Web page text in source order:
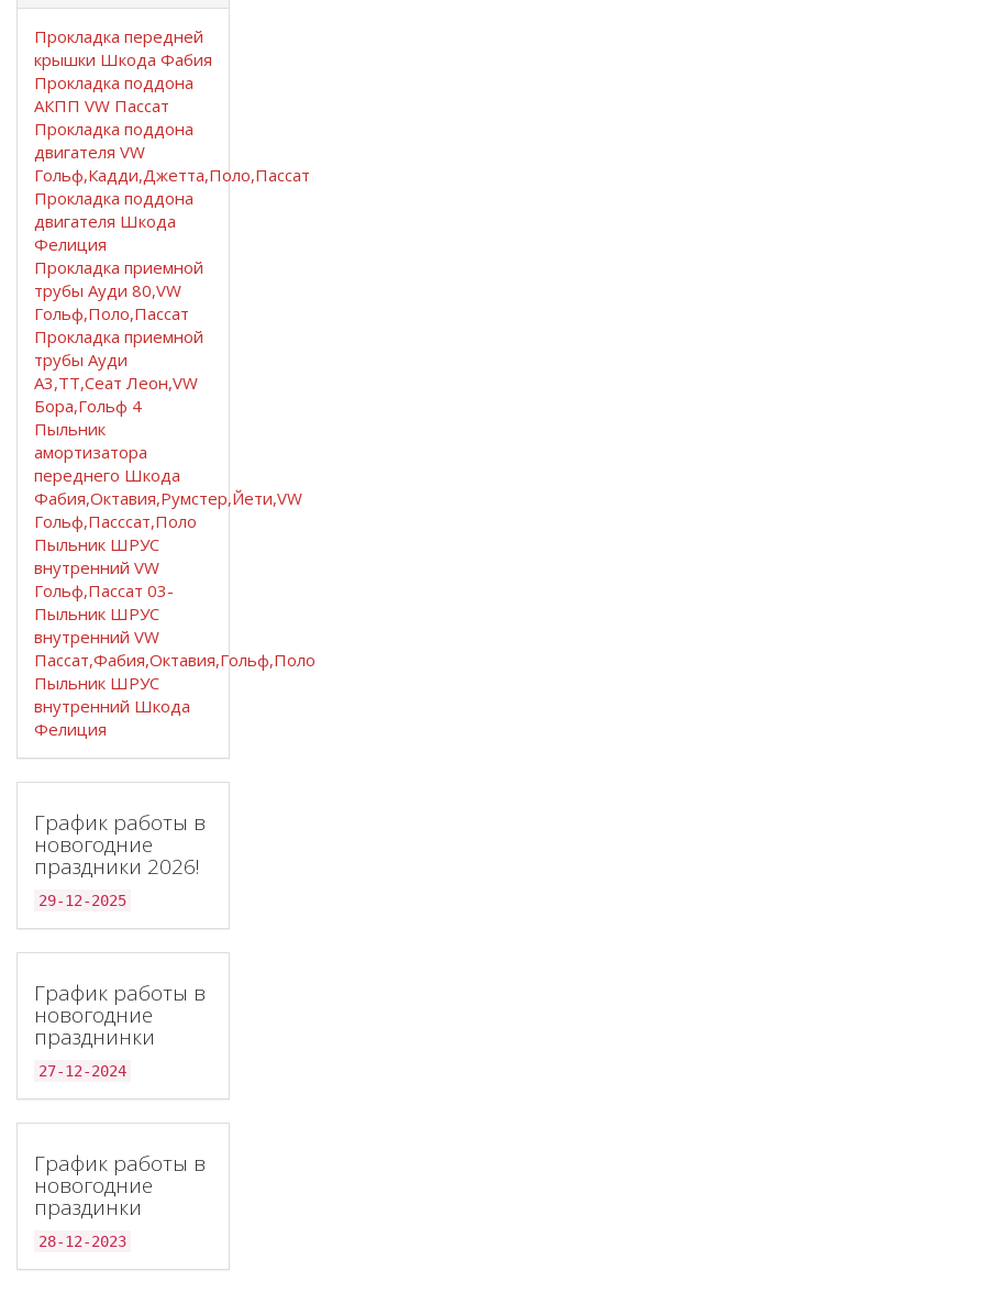
Прокладка передней
крышки Шкода Фабия
Прокладка поддона
АКПП VW Пассат
Прокладка поддона
двигателя VW
Гольф,Кадди,Джетта,Поло,Пассат
Прокладка поддона
двигателя Шкода
Фелиция
Прокладка приемной
трубы Ауди 80,VW
Гольф,Поло,Пассат
Прокладка приемной
трубы Ауди
А3,ТТ,Сеат Леон,VW
Бора,Гольф 4
Пыльник
амортизатора
переднего Шкода
Фабия,Октавия,Румстер,Йети,VW
Гольф,Пасссат,Поло
Пыльник ШРУС
внутренний VW
Гольф,Пассат 03-
Пыльник ШРУС
внутренний VW
Пассат,Фабия,Октавия,Гольф,Поло
Пыльник ШРУС
внутренний Шкода
Фелиция
График работы в
новогодние
праздники 2026!
29-12-2025
График работы в
новогодние
празднинки
27-12-2024
График работы в
новогодние
праздинки
28-12-2023